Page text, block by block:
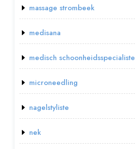
massage strombeek
medisana
medisch schoonheidsspecialiste
microneedling
nagelstyliste
nek